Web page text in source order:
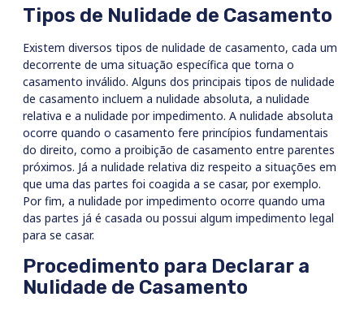
Tipos de Nulidade de Casamento
Existem diversos tipos de nulidade de casamento, cada um
decorrente de uma situação específica que torna o
casamento inválido. Alguns dos principais tipos de nulidade
de casamento incluem a nulidade absoluta, a nulidade
relativa e a nulidade por impedimento. A nulidade absoluta
ocorre quando o casamento fere princípios fundamentais
do direito, como a proibição de casamento entre parentes
próximos. Já a nulidade relativa diz respeito a situações em
que uma das partes foi coagida a se casar, por exemplo.
Por fim, a nulidade por impedimento ocorre quando uma
das partes já é casada ou possui algum impedimento legal
para se casar.
Procedimento para Declarar a
Nulidade de Casamento